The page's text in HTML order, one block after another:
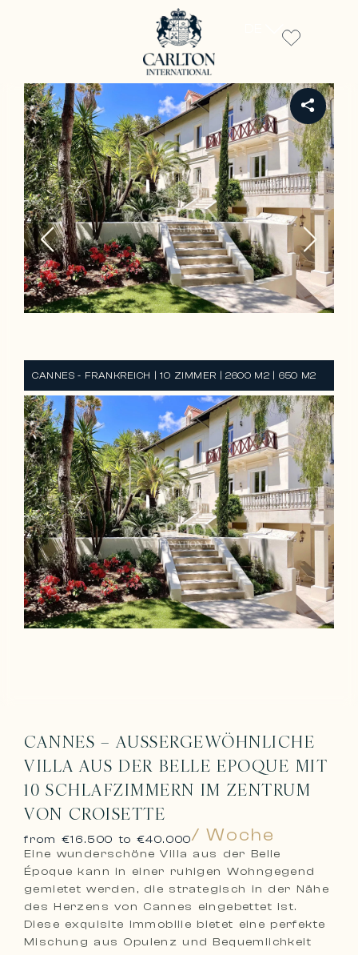
CANNES - FRANKREICH | 10 ZIMMER | 2600 M2 | 650 M2
CANNES – AUSSERGEWÖHNLICHE V
ILLA AUS DER BELLE EPOQUE MIT 1
0 SCHLAFZIMMERN IM ZENTRUM V
ON CROISETTE
from €16.500 to €40.000/ Woche
Eine wunderschöne Villa aus der Belle
Époque kann in einer ruhigen Wohngegend
gemietet werden, die strategisch in der Nähe
des Herzens von Cannes eingebettet ist.
Diese exquisite Immobilie bietet eine perfekte
Mischung aus Opulenz und Bequemlichkeit